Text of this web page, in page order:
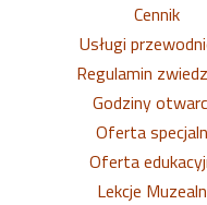
Cennik
Usługi
Regulamin
Godziny
Oferta
Oferta
Lekcje